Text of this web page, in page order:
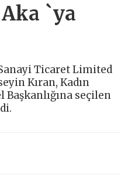
`ya
Ticaret Limited
Kıran, Kadın
Başkanlığına seçilen